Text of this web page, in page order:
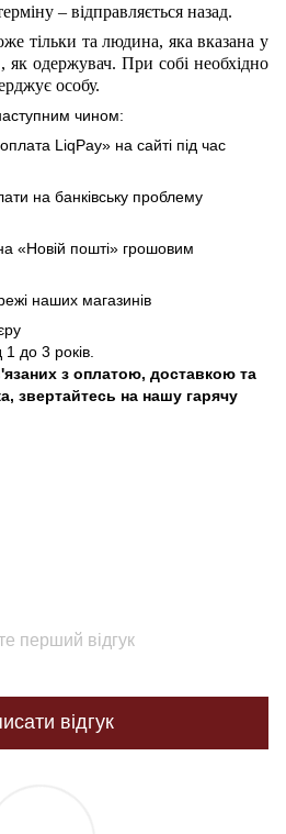
– відправляється назад.
тільки та людина, яка вказана у
, як одержувач. При собі необхідно
особу.
чином:
LiqPay» на сайті під час
на банківську проблему
«Новій пошті» грошовим
наших магазинів
1 до 3 років.
з оплатою, доставкою та
звертайтесь на нашу гарячу
перший відгук
відгук